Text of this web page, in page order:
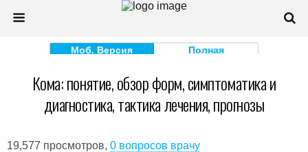
Моб. Версия Полная
Кома: понятие, обзор форм, симптоматика и
диагностика, тактика лечения, прогнозы
19,577 просмотров, 0 вопросов врачу